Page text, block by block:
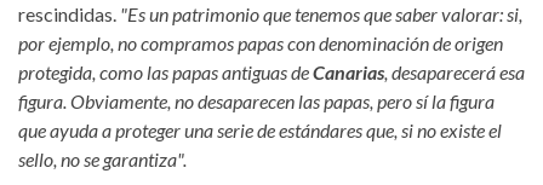
rescindidas. "Es un patrimonio que tenemos que saber valorar: si,
por ejemplo, no compramos papas con denominación de origen
protegida, como las papas antiguas deCanarias, desaparecerá esa
figura. Obviamente, no desaparecen las papas, pero sí la figura
que ayuda a proteger una serie de estándares que, si no existe el
sello, no se garantiza".